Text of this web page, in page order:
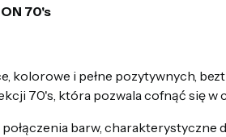
70's
kolorowe i pełne pozytywnych,
70's, która pozwala cofnąć się
barw, charakterystyczne